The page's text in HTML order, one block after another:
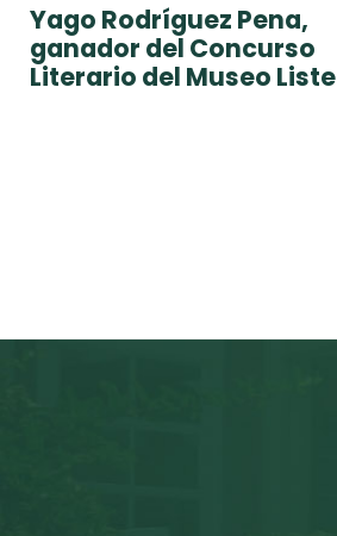
Yago Rodríguez Pena,
ganador del Concurso
Literario del Museo Liste